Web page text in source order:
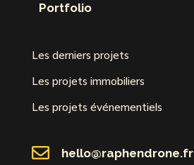
Portfolio
Les derniers projets
Les projets immobiliers
Les projets événementiels
 hello@raphendrone.fr